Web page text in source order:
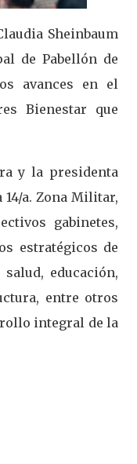
Sheinbaum
de Pabellón de
avances en el
Bienestar que
y la presidenta
a. Zona Militar,
gabinetes,
estratégicos de
educación,
entre otros
integral de la